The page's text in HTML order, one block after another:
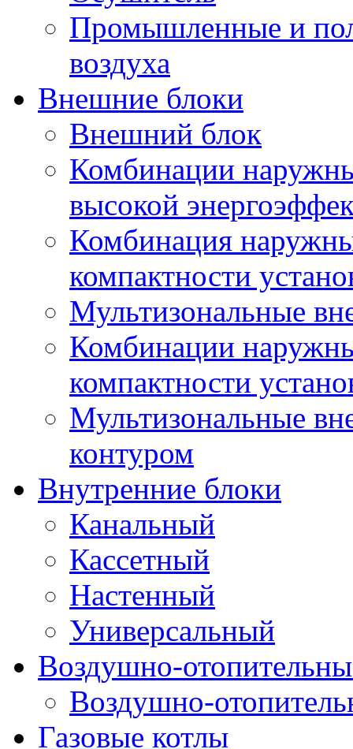
Промышленные и
воздуха
Внешние блоки
Внешний блок
Комбинации
высокой
Комбинация
компактности
Мультизональные
Комбинации
компактности
Мультизональные
контуром
Внутренние блоки
Канальный
Кассетный
Настенный
Универсальный
Воздушно-
Воздушно-
Газовые котлы